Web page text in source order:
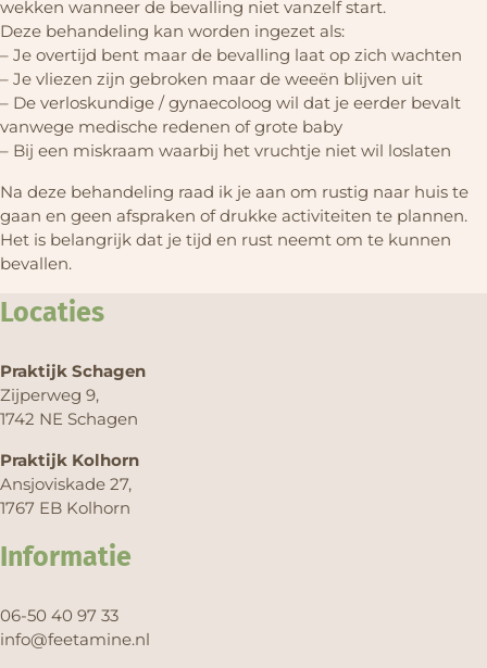
wekken wanneer de bevalling niet vanzelf start.
Deze behandeling kan worden ingezet als:
– Je overtijd bent maar de bevalling laat op zich wachten
– Je vliezen zijn gebroken maar de weeën blijven uit
– De verloskundige / gynaecoloog wil dat je eerder bevalt
vanwege medische redenen of grote baby
– Bij een miskraam waarbij het vruchtje niet wil loslaten
Na deze behandeling raad ik je aan om rustig naar huis te
gaan en geen afspraken of drukke activiteiten te plannen.
Het is belangrijk dat je tijd en rust neemt om te kunnen
bevallen.
Locaties
Praktijk Schagen
Zijperweg 9,
1742 NE Schagen
Praktijk Kolhorn
Ansjoviskade 27,
1767 EB Kolhorn
Informatie
06-50 40 97 33
info@feetamine.nl